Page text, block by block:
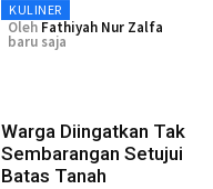
KULINER
Oleh Fathiyah Nur Zalfa
baru saja
Warga Diingatkan Tak
Sembarangan Setujui
Batas Tanah